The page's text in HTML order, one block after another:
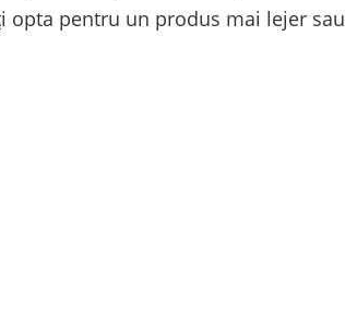
opta pentru un produs mai lejer sau